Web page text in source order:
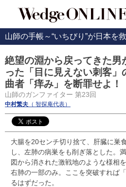
山師の手帳～“いちびり”が日本を
絶望の淵から戻ってきた男
った「目に見えない刺客」
曲者「痒み」を断罪せよ！
山師のガンファイター 第23回
中村繁夫 （ 智探庵代表）
大腸を20センチ切り捨て、肝臓に巣
し、左肺の病巣をも削ぎ落とした。
図から消された激戦地のような様相
右肺の一部のみ。ここを突破すれば
るはずだった。